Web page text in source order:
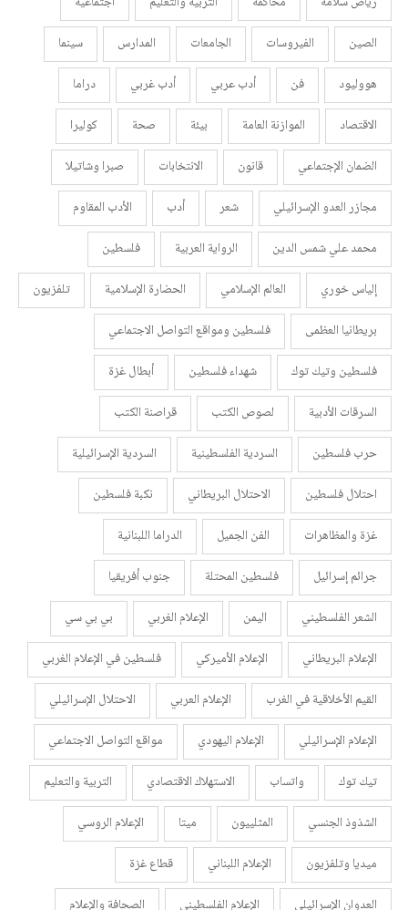
الصين
الفيروسات الجامعات المدارس
سينما
هووليود
فن أدب عربي أدب غربي
دراما
الاقتصاد
الموازنة العامة بيئة صحة
كوليرا
الضمان الإجتماعي
قانون الانتخابات
صبرا وشاتيلا
مجازر العدو الإسرائيلي
شعر أدب
الأدب المقاوم
محمد علي شمس الدين
الرواية العربية
فلسطين
إلياس خوري
العالم الإسلامي الحضارة الإسلامية
تلفزيون
بريطانيا العظمى
فلسطين ومواقع التواصل الاجتماعي
فلسطين وتيك توك
شهداء فلسطين
أبطال غزة
السرقات الأدبية
لصوص الكتب
قراصنة الكتب
حرب فلسطين
السردية الفلسطينية
السردية الإسرائيلية
احتلال فلسطين
الاحتلال البريطاني
نكبة فلسطين
غزة والمظاهرات
الفن الجميل
الدراما اللبنانية
جرائم إسرائيل
فلسطين المحتلة
جنوب أفريقيا
الشعر الفلسطيني
اليمن الإعلام الغربي
بي بي سي
الإعلام البريطاني
الإعلام الأميركي
فلسطين في الإعلام الغربي
القيم الأخلاقية في الغرب
الإعلام العربي
الاحتلال الإسرائيلي
الإعلام الإسرائيلي
الإعلام اليهودي
مواقع التواصل الاجتماعي
تيك توك
واتساب الاستهلاك الاقتصادي
التربية والتعليم
الشذوذ الجنسي
المثلييون ميتا
الإعلام الروسي
ميديا وتلفزيون
الإعلام اللبناني
قطاع غزة
العدوان الإسرائيلي
الإعلام الفلسطيني
الصحافة والإعلام